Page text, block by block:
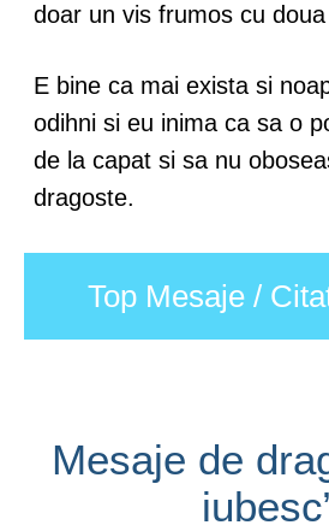
doar un vis frumos cu
E bine ca mai exista si
odihni si eu inima ca sa o
de la capat si sa nu
dragoste.
Top Mesaje /
Mesaje de